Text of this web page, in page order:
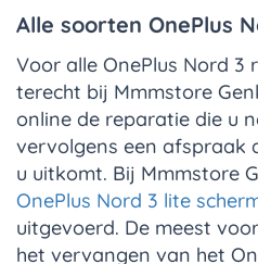
Alle soorten OnePlus
Voor alle OnePlus Nord 3
terecht bij Mmmstore
online de reparatie die u
vervolgens een afspraak
u uitkomt. Bij Mmmstore
OnePlus Nord 3 lite
uitgevoerd. De meest
het vervangen van het